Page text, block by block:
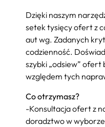
Dzięki naszym
setek tysięcy ofert z
aut wg. Zadanych
codzienność.
szybki „odsiew”
względem tych
Co otrzymasz?
-Konsultacja ofert z
doradztwo w